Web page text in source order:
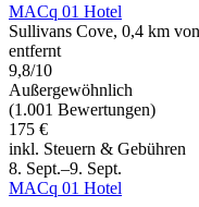
MACq 01 Hotel
Sullivans Cove, 0,4 km
entfernt
9,8/10
Außergewöhnlich
(1.001 Bewertungen)
175 €
inkl. Steuern & Gebühren
8. Sept.–9. Sept.
MACq 01 Hotel